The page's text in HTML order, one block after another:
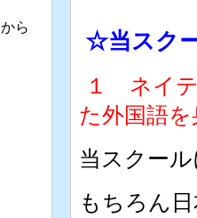
☆当スク
１ ネイテ
た外国語
当スクー
もちろん
ら